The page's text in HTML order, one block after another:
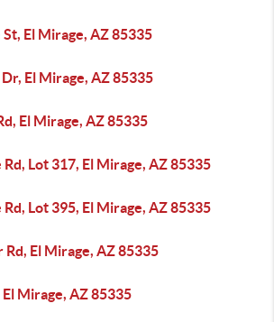
El Mirage, AZ 85335
El Mirage, AZ 85335
El Mirage, AZ 85335
Lot 317, El Mirage, AZ 85335
Lot 395, El Mirage, AZ 85335
El Mirage, AZ 85335
Mirage, AZ 85335